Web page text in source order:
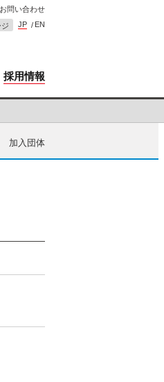
採用情報
お問い合わせ
JP EN
加入団体